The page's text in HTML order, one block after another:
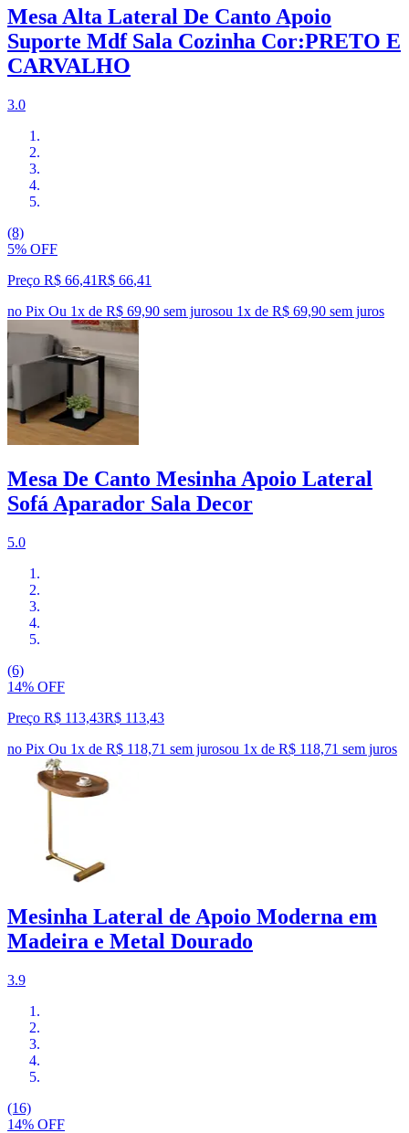
Mesa Alta Lateral De Canto Apoio
Suporte Mdf Sala Cozinha Cor:PRETO E
CARVALHO
3.0
(8)
5% OFF
Preço R$ 66,41R$ 66,41
no Pix Ou 1x de R$ 69,90 sem jurosou 1x de R$ 69,90 sem juros
Mesa De Canto Mesinha Apoio Lateral
Sofá Aparador Sala Decor
5.0
(6)
14% OFF
Preço R$ 113,43R$ 113,43
no Pix Ou 1x de R$ 118,71 sem jurosou 1x de R$ 118,71 sem juros
Mesinha Lateral de Apoio Moderna em
Madeira e Metal Dourado
3.9
(16)
14% OFF